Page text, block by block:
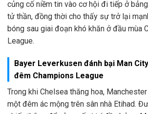
củng cố niềm tin vào cơ hội đi tiếp ở
tử thần, đồng thời cho thấy sự trở lại
bóng sau giai đoạn khó khăn ở đầu mùa
League.
Bayer Leverkusen đánh bại Man
đêm Champions League
Trong khi Chelsea thăng hoa,
một đêm ác mộng trên sân nhà Etihad.